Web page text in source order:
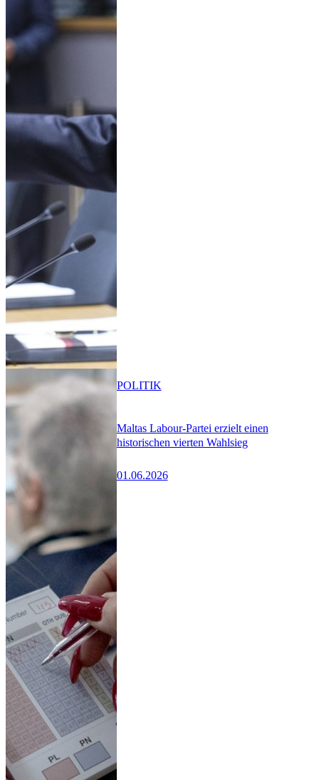
Maltas Labour-Partei erzielt einen
historischen vierten Wahlsieg
01.06.2026
POLITIK